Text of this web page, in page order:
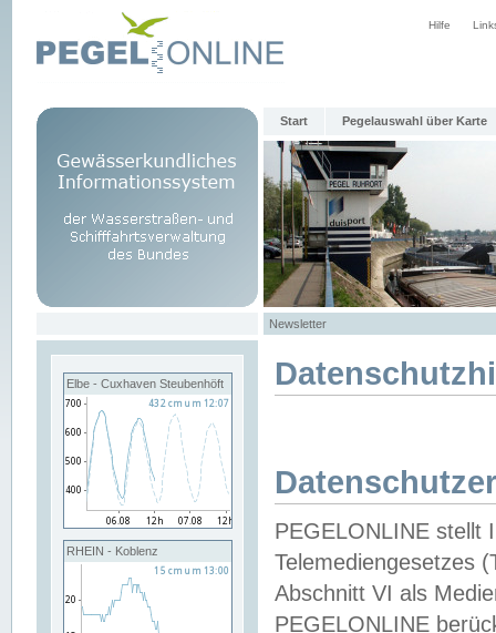
Hilfe
Start Pegelauswahl über Karte
Newsletter
Elbe - Cuxhaven Steubenhöft
RHEIN - Koblenz
PEGELONLINE stellt
Telemediengesetzes
Abschnitt VI als
PEGELONLINE